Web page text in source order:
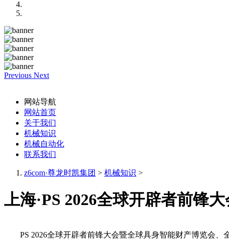
Previous Next
网站导航
网站首页
关于我们
机械知识
机械自动化
联系我们
z6com·尊龙时凯集团 > 机械知识 >
上海·PS 2026全球开辟者前锋
PS 2026全球开辟者前锋大会暨全球具身智能财产博览会、